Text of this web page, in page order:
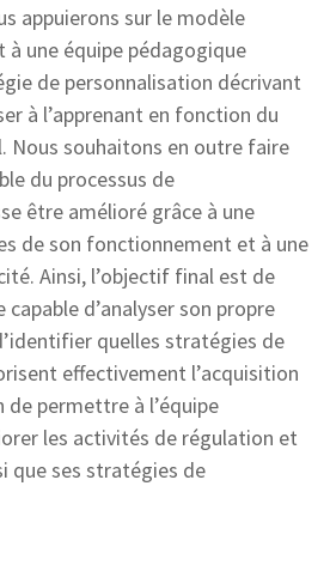
appuierons sur le modèle
à une équipe pédagogique
de personnalisation décrivant
à l’apprenant en fonction du
Nous souhaitons en outre faire
du processus de
être amélioré grâce à une
de son fonctionnement et à une
Ainsi, l’objectif final est de
d’analyser son propre
quelles stratégies de
effectivement l’acquisition
permettre à l’équipe
les activités de régulation et
que ses stratégies de